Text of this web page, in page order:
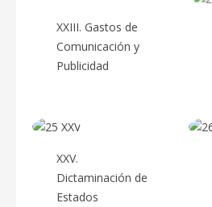
XXIII. Gastos de
Comunicación y
Publicidad
XXV.
Dictaminación de
Estados